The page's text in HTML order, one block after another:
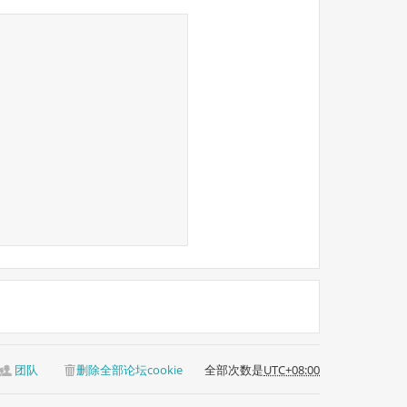
全部次数是UTC+08:00
删除全部论坛cookie
团队